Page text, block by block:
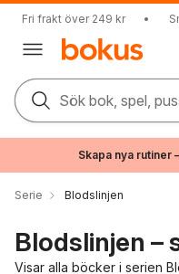
Fri frakt över 249 kr •
Sök bok, spel,
Skapa nya rutiner
Serie Blodslinjen
Blodslinjen –
Visar alla böcker i serien